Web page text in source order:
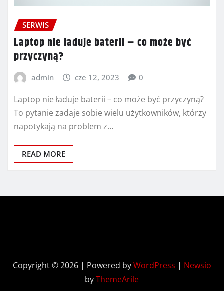
SERWIS
Laptop nie ładuje baterii – co może być
przyczyną?
admin cze 12, 2023 0
Laptop nie ładuje baterii – co może być przyczyną?
To pytanie zadaje sobie wielu użytkowników, którzy
napotykają na problem z…
READ MORE
Copyright © 2026 | Powered byWordPress | Newsio
byThemeArile